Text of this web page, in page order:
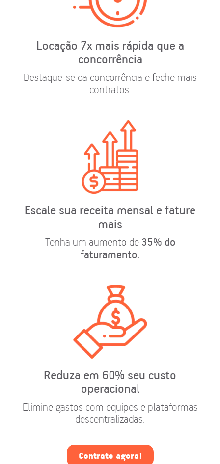
Locação 7x mais rápida que a
concorrência
Destaque-se da concorrência e feche mais
contratos.
Escale sua receita mensal e fature
mais
Tenha um aumento de 35% do
faturamento.
Reduza em 60% seu custo
operacional
Elimine gastos com equipes e plataformas
descentralizadas.
Contrate agora!